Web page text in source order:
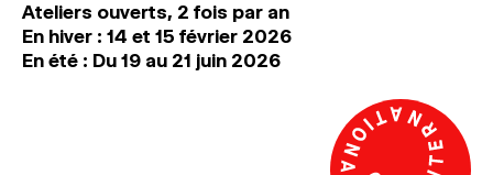
Ateliers ouverts, 2 fois par an
En hiver : 14 et 15 février 2026
En été : Du 19 au 21 juin 2026